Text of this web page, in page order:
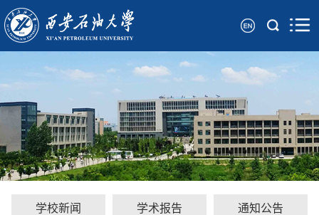
学校新闻 学术报告 通知公告